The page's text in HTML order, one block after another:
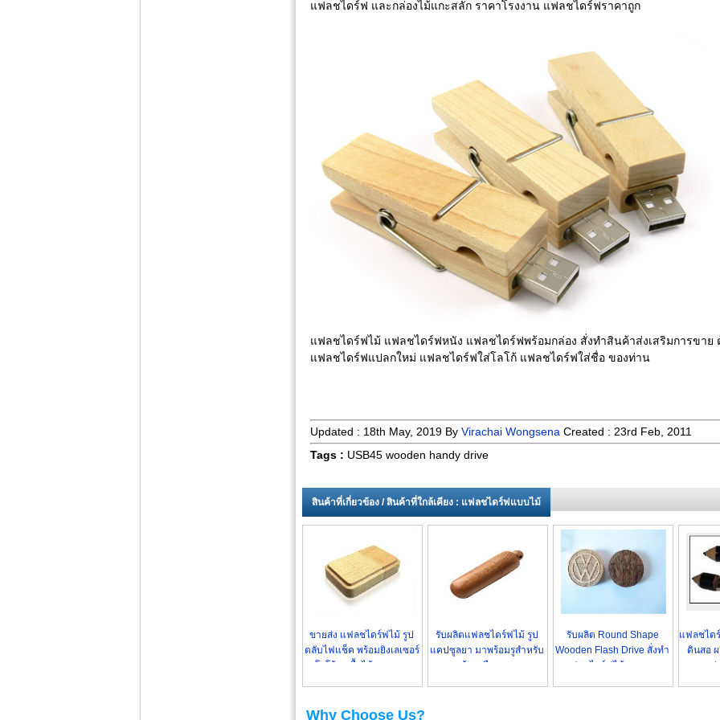
แฟลชไดร์ฟ และกล่องไม้แกะสลัก ราคาโรงงาน แฟลชไดร์ฟราคาถูก
แฟลชไดร์ฟไม้ แฟลชไดร์ฟหนัง แฟลชไดร์ฟพร้อมกล่อง สั่งทำสินค้าส่งเสริมการขาย
แฟลชไดร์ฟแปลกใหม่ แฟลชไดร์ฟใส่โลโก้ แฟลชไดร์ฟใส่ชื่อ ของท่าน
Updated : 18th May, 2019 By Virachai Wongsena Created : 23rd Feb, 2011
Tags : USB45 wooden handy drive
สินค้าที่เกี่ยวข้อง / สินค้าที่ใกล้เคียง : แฟลชไดร์ฟแบบไม้
ขายส่ง แฟลชไดร์ฟไม้ รูป
ตลับไฟแช็ค พร้อมยิงเลเซอร์
โลโก้ลงเนื้อไม้ ราคาถูก
รับผลิตแฟลชไดร์ฟไม้ รูป
แคปซูลยา มาพร้อมรูสำหรับ
สายคล้องหรือพวงกุญแจ
รับผลิต Round Shape
Wooden Flash Drive สั่งทำ
แฟลชไดร์ฟไม้ ทรงกลม
แฟลชได
ดินสอ
ขาย
Why Choose Us?